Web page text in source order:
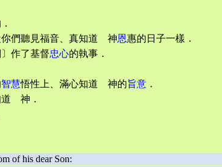
你們聽見福音、真知道 神恩惠的日子一樣．
作了基督忠心的執事．
智慧悟性上、滿心知道 神的旨意 ．
道 神．
of his dear Son: